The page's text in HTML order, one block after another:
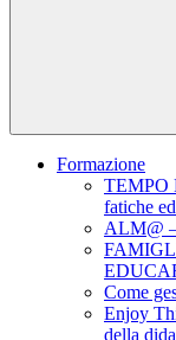
Formazione
TEMPO
fatiche
ALM@
Come
Enjoy
della